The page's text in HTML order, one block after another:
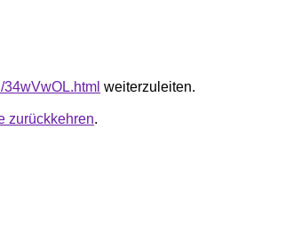
weiterzuleiten.
zurückkehren.